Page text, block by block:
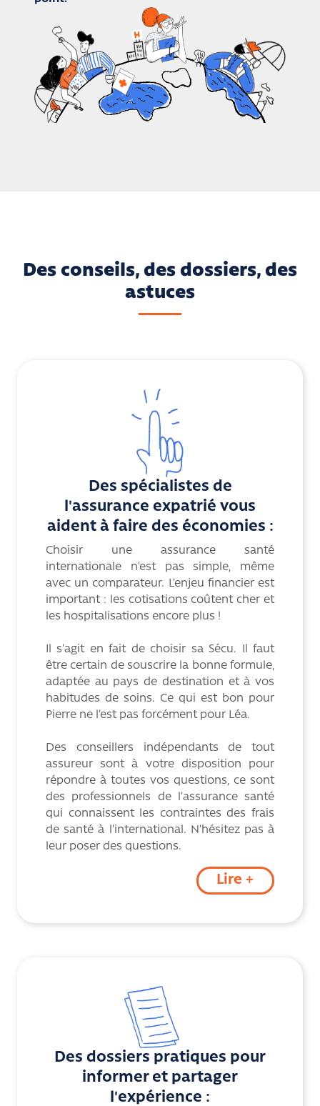
Des conseils, des dossiers, des
astuces
Des spécialistes de
l'assurance expatrié vous
aident à faire des économies :
Choisir une assurance santé
internationale n’est pas simple, même
avec un comparateur. L’enjeu financier est
important : les cotisations coûtent cher et
les hospitalisations encore plus !
Il s’agit en fait de choisir sa Sécu. Il faut
être certain de souscrire la bonne formule,
adaptée au pays de destination et à vos
habitudes de soins. Ce qui est bon pour
Pierre ne l’est pas forcément pour Léa.
Des conseillers indépendants de tout
assureur sont à votre disposition pour
répondre à toutes vos questions, ce sont
des professionnels de l’assurance santé
qui connaissent les contraintes des frais
de santé à l’international. N’hésitez pas à
leur poser des questions.
Lire +
Des dossiers pratiques pour
informer et partager
l'expérience :